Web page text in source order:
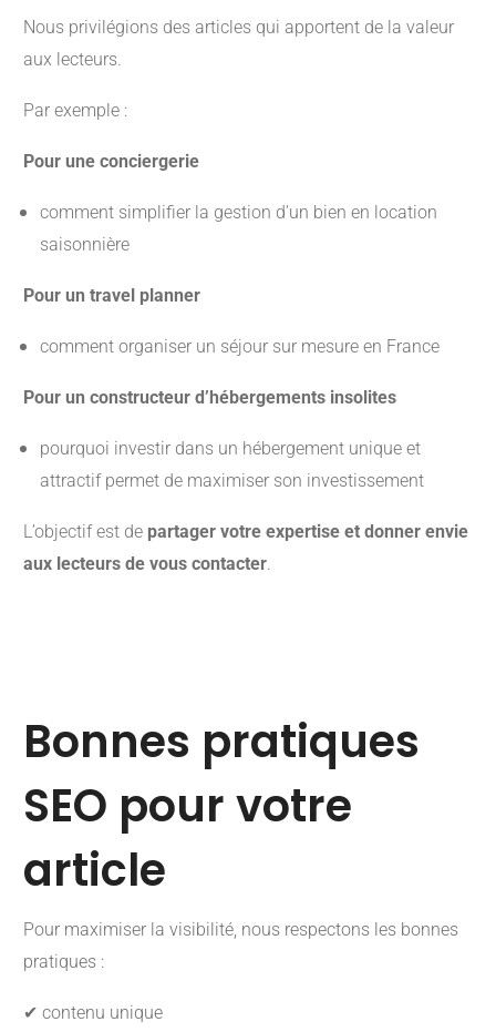
Nous privilégions des articles qui apportent de la valeur
aux lecteurs.
Par exemple :
Pour une conciergerie
comment simplifier la gestion d’un bien en location
saisonnière
Pour un travel planner
comment organiser un séjour sur mesure en France
Pour un constructeur d’hébergements insolites
pourquoi investir dans un hébergement unique et
attractif permet de maximiser son investissement
L’objectif est de partager votre expertise et donner envie
aux lecteurs de vous contacter.
Bonnes pratiques
SEO pour votre
article
Pour maximiser la visibilité, nous respectons les bonnes
pratiques :
✔ contenu unique